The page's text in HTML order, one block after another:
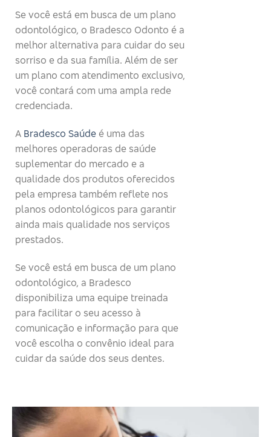
Se você está em busca de um plano
odontológico, o Bradesco Odonto é a
melhor alternativa para cuidar do seu
sorriso e da sua família. Além de ser
um plano com atendimento exclusivo,
você contará com uma ampla rede
credenciada.
A Bradesco Saúde é uma das
melhores operadoras de saúde
suplementar do mercado e a
qualidade dos produtos oferecidos
pela empresa também reflete nos
planos odontológicos para garantir
ainda mais qualidade nos serviços
prestados.
Se você está em busca de um plano
odontológico, a Bradesco
disponibiliza uma equipe treinada
para facilitar o seu acesso à
comunicação e informação para que
você escolha o convênio ideal para
cuidar da saúde dos seus dentes.